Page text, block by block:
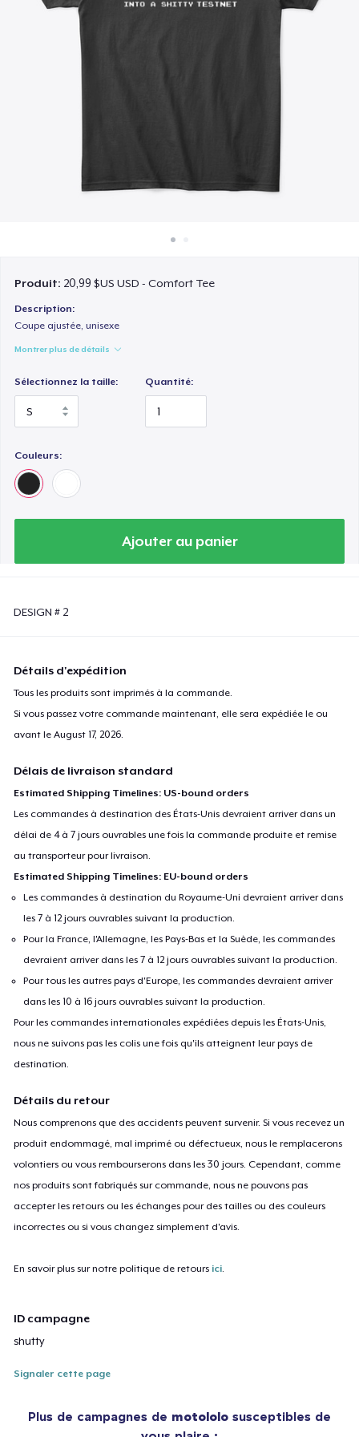
Produit: 20,99 $US USD - Comfort Tee
Description:
Coupe ajustée, unisexe
Montrer plus de détails
Sélectionnez la taille: Quantité:
Couleurs:
Ajouter au panier
DESIGN # 2
Détails d'expédition
Tous les produits sont imprimés à la commande.
Si vous passez votre commande maintenant, elle sera expédiée le ou
avant leAugust 17, 2026
Délais de livraison standard
Estimated Shipping Timelines: US-bound orders
Les commandes à destination des États-Unis devraient arriver dans un
délai de 4 à 7 jours ouvrables une fois la commande produite et remise
au transporteur pour livraison.
Estimated Shipping Timelines: EU-bound orders
Les commandes à destination du Royaume-Uni devraient arriver dans
les 7 à 12 jours ouvrables suivant la production.
Pour la France, l'Allemagne, les Pays-Bas et la Suède, les commandes
devraient arriver dans les 7 à 12 jours ouvrables suivant la production.
Pour tous les autres pays d'Europe, les commandes devraient arriver
dans les 10 à 16 jours ouvrables suivant la production.
Pour les commandes internationales expédiées depuis les États-Unis,
nous ne suivons pas les colis une fois qu'ils atteignent leur pays de
destination.
Détails du retour
Nous comprenons que des accidents peuvent survenir. Si vous recevez un
produit endommagé, mal imprimé ou défectueux, nous le remplacerons
volontiers ou vous rembourserons dans les 30 jours. Cependant, comme
nos produits sont fabriqués sur commande, nous ne pouvons pas
accepter les retours ou les échanges pour des tailles ou des couleurs
incorrectes ou si vous changez simplement d'avis.
En savoir plus sur notre politique de retours ici
ID campagne
shutty
Signaler cette page
Plus de campagnes de motololo susceptibles de